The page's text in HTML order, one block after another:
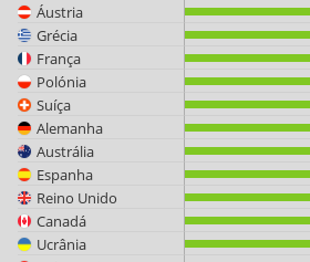
Áustria
Grécia
França
Polónia
Suíça
Alemanha
Austrália
Espanha
Reino Unido
Canadá
Ucrânia